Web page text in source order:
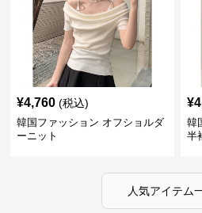
¥4,760 (税込)
韓国ファッション オフショルダ
ーニット
¥
韓
半
人気アイテム